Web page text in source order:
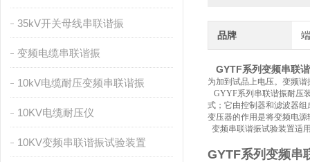
35kV开关母线串联谐振
变频电缆串联谐振
10kV电缆耐压变频串联谐振
10KV电缆耐压仪
10KV变频串联谐振试验装置
品牌
GYTF系列变频串联
为加到试品上电压。变频
GYYF系列串联谐振耐压
式；它由控制器和滤波器
变压器的作用是将变频电
变频串联谐振试验装置适
GYTF系列变频串